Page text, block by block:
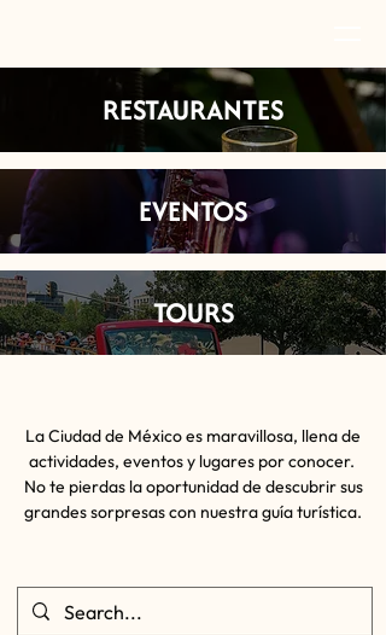
RESTAURANTES
EVENTOS
TOURS
La Ciudad de México es maravillosa, llena de
actividades, eventos y lugares por conocer.
No te pierdas la oportunidad de descubrir sus
grandes sorpresas con nuestra guía turística.